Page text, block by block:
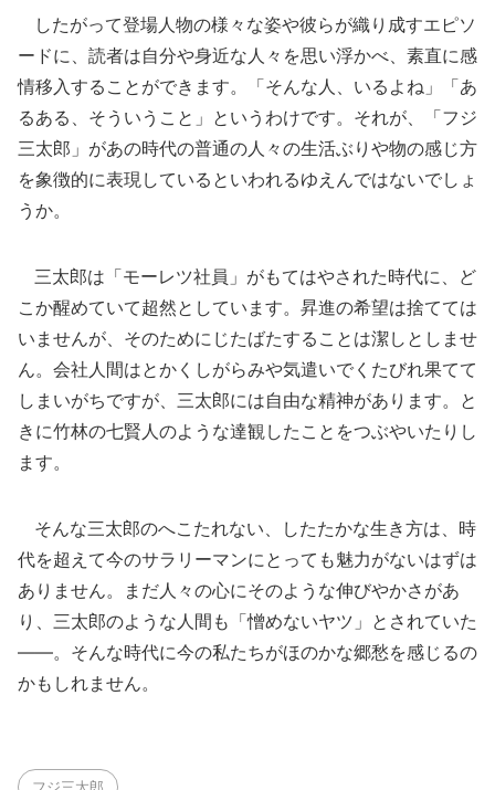
したがって登場人物の様々な姿や彼らが織り成すエピソ
ードに、読者は自分や身近な人々を思い浮かべ、素直に感
情移入することができます。「そんな人、いるよね」「あ
るある、そういうこと」というわけです。それが、「フジ
三太郎」があの時代の普通の人々の生活ぶりや物の感じ方
を象徴的に表現しているといわれるゆえんではないでしょ
うか。
三太郎は「モーレツ社員」がもてはやされた時代に、ど
こか醒めていて超然としています。昇進の希望は捨てては
いませんが、そのためにじたばたすることは潔しとしませ
ん。会社人間はとかくしがらみや気遣いでくたびれ果てて
しまいがちですが、三太郎には自由な精神があります。と
きに竹林の七賢人のような達観したことをつぶやいたりし
ます。
そんな三太郎のへこたれない、したたかな生き方は、時
代を超えて今のサラリーマンにとっても魅力がないはずは
ありません。まだ人々の心にそのような伸びやかさがあ
り、三太郎のような人間も「憎めないヤツ」とされていた
――。そんな時代に今の私たちがほのかな郷愁を感じるの
かもしれません。